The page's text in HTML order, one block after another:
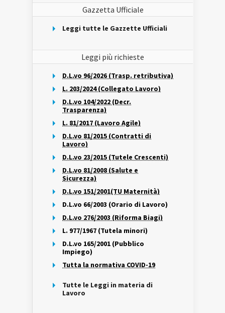
Gazzetta Ufficiale
Leggi tutte le Gazzette Ufficiali
Leggi più richieste
D.L.vo 96/2026 (Trasp. retributiva)
L. 203/2024 (Collegato Lavoro)
D.L.vo 104/2022 (Decr.
Trasparenza)
L. 81/2017 (Lavoro Agile)
D.L.vo 81/2015 (Contratti di
Lavoro)
D.L.vo 23/2015 (Tutele Crescenti)
D.L.vo 81/2008 (Salute e
Sicurezza)
D.L.vo 151/2001(TU Maternità)
D.L.vo 66/2003 (Orario di Lavoro)
D.L.vo 276/2003 (Riforma Biagi)
L. 977/1967 (Tutela minori)
D.L.vo 165/2001 (Pubblico
Impiego)
Tutta la normativa COVID-19
Tutte le Leggi in materia di
Lavoro